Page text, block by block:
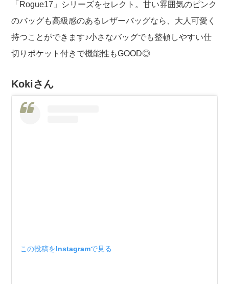
「Rogue17」シリーズをセレクト。甘い雰囲気のピンク
のバッグも高級感のあるレザーバッグなら、大人可愛く
持つことができます♪小さなバッグでも整頓しやすい仕
切りポケット付きで機能性もGOOD◎
Kokiさん
この投稿をInstagramで見る